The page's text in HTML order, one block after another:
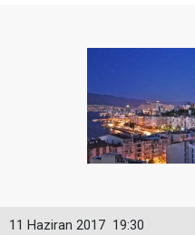
19:30
11 Haziran 2017